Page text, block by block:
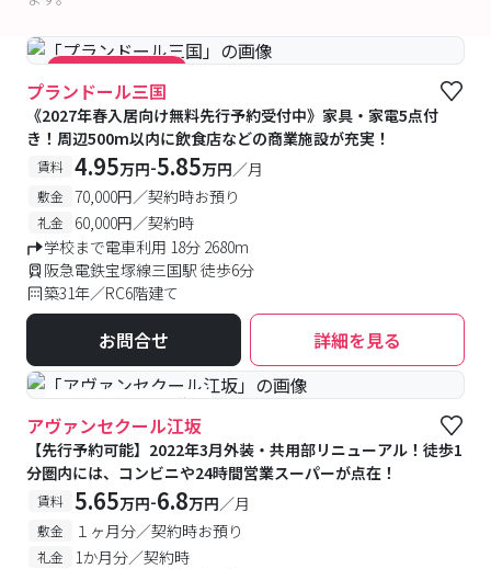
#キャンペーン実施中
プランドール三国
《2027年春入居向け無料先行予約受付中》家具・家電5点付
き！周辺500m以内に飲食店などの商業施設が充実！
賃料 4.95万円-5.85万円／月
敷金 70,000円／契約時お預り
礼金
60,000円／契約時
学校まで電車利用 18分 2680m
阪急電鉄宝塚線三国駅 徒歩6分
築31年／RC6階建て
お問合せ 詳細を見る
#予約受付中 #空室待ち
アヴァンセクール江坂
【先行予約可能】2022年3月外装・共用部リニューアル！徒歩1
分圏内には、コンビニや24時間営業スーパーが点在！
賃料 5.65万円-6.8万円／月
敷金 １ヶ月分／契約時お預り
礼金
1か月分／契約時